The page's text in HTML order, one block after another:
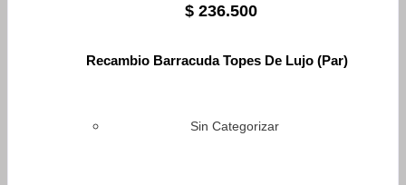
$ 236.500
Recambio Barracuda Topes De Lujo (Par)
Sin Categorizar